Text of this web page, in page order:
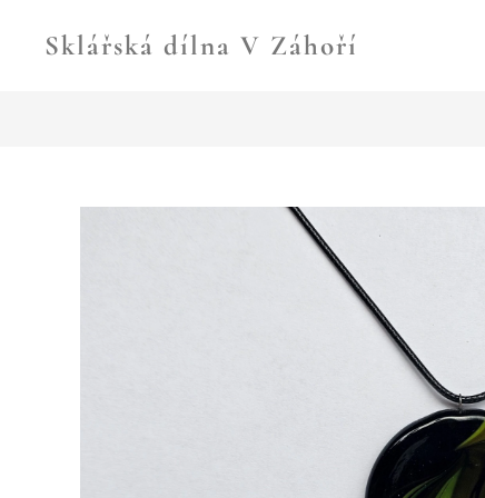
Sklářská dílna V Záhoří